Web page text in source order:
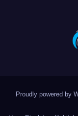
Proudly powered by